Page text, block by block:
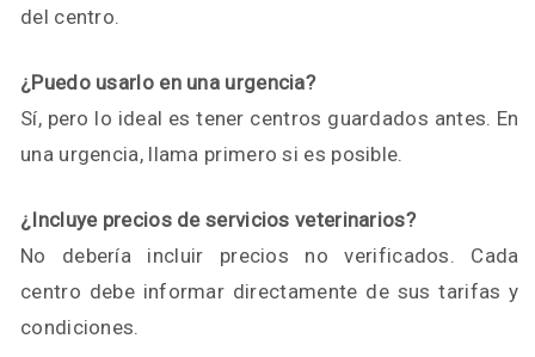
del centro.
¿Puedo usarlo en una urgencia?
Sí, pero lo ideal es tener centros guardados antes. En
una urgencia, llama primero si es posible.
¿Incluye precios de servicios veterinarios?
No debería incluir precios no verificados. Cada
centro debe informar directamente de sus tarifas y
condiciones.